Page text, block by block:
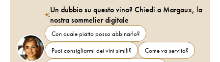
Un dubbio su questo vino? Chiedi a Margaux, la
nostra sommelier digitale
Con quale piatto posso abbinarlo?
Puoi consigliarmi dei vini simili?
Come va servito?